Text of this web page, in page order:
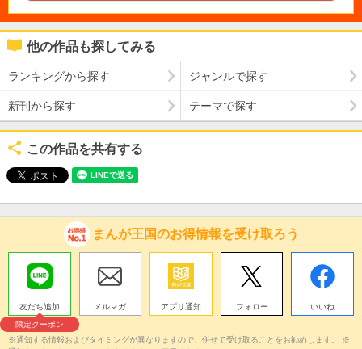
他の作品も探してみる
ランキングから探す ジャンルで探す
新刊から探す テーマで探す
この作品を共有する
まんが王国のお得情報を受け取ろう
友だち追加
限定クーポン
メルマガ アプリ通知 フォロー いいね
※通知する情報およびタイミングが異なりますので、併せて受け取ることをお勧めします。 ※